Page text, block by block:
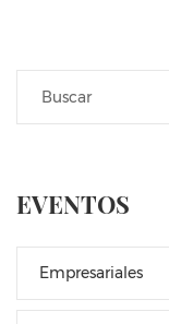
EVENTOS
Empresariales